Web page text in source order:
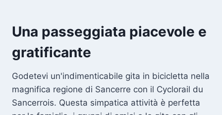
Una passeggiata piacevole e
gratificante
Godetevi un'indimenticabile gita in bicicletta nella
magnifica regione di Sancerre con il Cyclorail du
Sancerrois. Questa simpatica attività è perfetta